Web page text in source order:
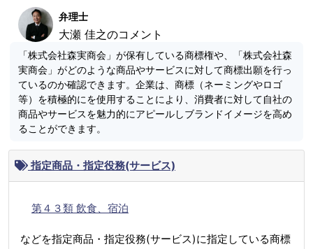
弁理士
大瀬 佳之のコメント
「株式会社森実商会」が保有している商標権や、「株式会社森
実商会」がどのような商品やサービスに対して商標出願を行っ
ているのか確認できます。企業は、商標（ネーミングやロゴ
等）を積極的にを使用することにより、消費者に対して自社の
商品やサービスを魅力的にアピールしブランドイメージを高め
ることができます。
指定商品・指定役務(サービス)
第４３類 飲食、宿泊
などを指定商品・指定役務(サービス)に指定している商標